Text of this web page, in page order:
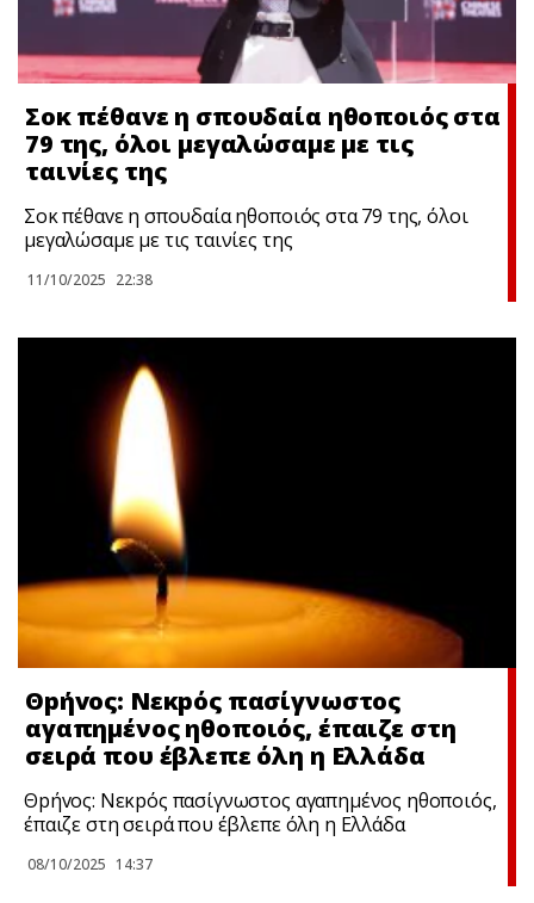
Σoκ πέθαvε η σπουδαία ηθοποιός στα
79 της, όλοι μεγαλώσαμε με τις
ταινίες της
Σoκ πέθαvε η σπουδαία ηθοποιός στα 79 της, όλοι
μεγαλώσαμε με τις ταινίες της
11/10/2025 22:38
Θpήvoς: Νεκpός πασίγνωστος
αγαπημένος ηθοποιός, έπαιζε στη
σειρά που έβλεπε όλη η Ελλάδα
Θpήvoς: Νεκpός πασίγνωστος αγαπημένος ηθοποιός,
έπαιζε στη σειρά που έβλεπε όλη η Ελλάδα
08/10/2025 14:37